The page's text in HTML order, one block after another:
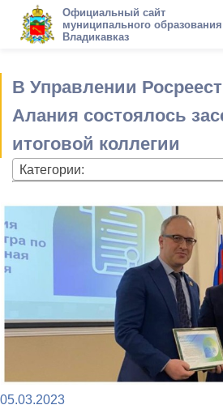
Официальный сайт
муниципального образования
Владикавказ
В Управлении
Алания состоялось
итоговой коллегии
Категории:
05.03.2023